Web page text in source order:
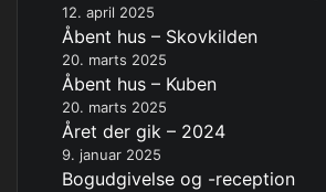
12. april 2025
Åbent hus – Skovkilden
20. marts 2025
Åbent hus – Kuben
20. marts 2025
Året der gik – 2024
9. januar 2025
Bogudgivelse og -reception